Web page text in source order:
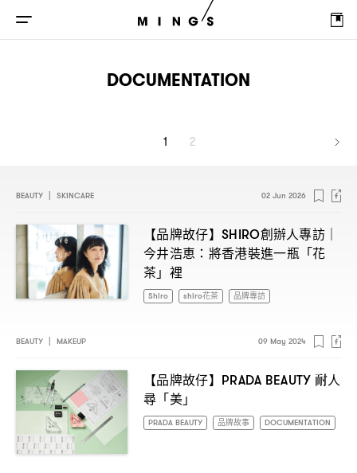
DOCUMENTATION
1 2
BEAUTY SKINCARE 02 Jun 2026
【品牌故仔】 SHIRO創辦人專訪
今井浩恵 ： 將香港裝進一瓶「花
茶」裡
Shiro shiro花茶 品牌專訪
BEAUTY MAKEUP 09 May 2024
【品牌故仔】 PRADA BEAUTY耐人
尋「美」
PRADA BEAUTY 品牌故事 DOCUMENTATION